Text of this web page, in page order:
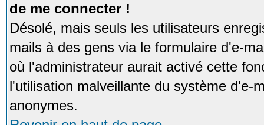
de me connecter !
Désolé, mais seuls les utilisateurs
mails à des gens via le formulaire d'e-
où l'administrateur aurait activé cette
l'utilisation malveillante du système d'e-
anonymes.